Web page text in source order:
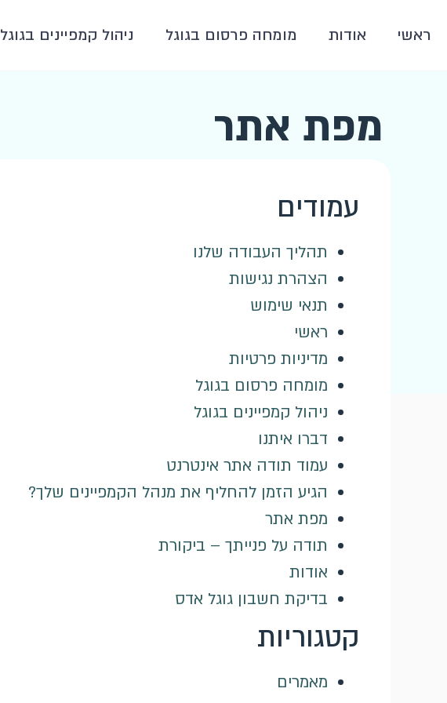
ראשי אודות מומחה פרסום בגוגל ניהול קמפיינים בגוגל
מפת אתר
עמודים
תהליך העבודה שלנו
הצהרת נגישות
תנאי שימוש
ראשי
מדיניות פרטיות
מומחה פרסום בגוגל
ניהול קמפיינים בגוגל
דברו איתנו
עמוד תודה אתר אינטרנט
הגיע הזמן להחליף את מנהל הקמפיינים שלך?
מפת אתר
תודה על פנייתך – ביקורת
אודות
בדיקת חשבון גוגל אדס
קטגוריות
מאמרים